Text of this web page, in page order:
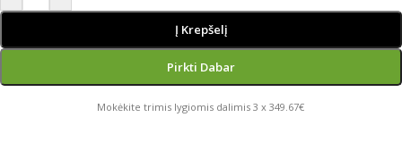
Į Krepšelį
Pirkti Dabar
Mokėkite trimis lygiomis dalimis 3 x 349.67€